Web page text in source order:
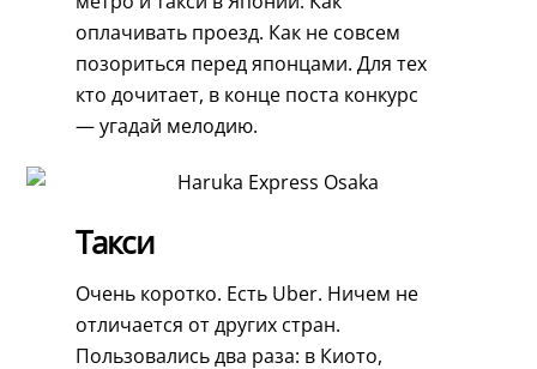
оплачивать проезд. Как не совсем
позориться перед японцами. Для тех
кто дочитает, в конце поста конкурс
— угадай мелодию.
Такси
Очень коротко. Есть Uber. Ничем не
отличается от других стран.
Пользовались два раза: в Киото,